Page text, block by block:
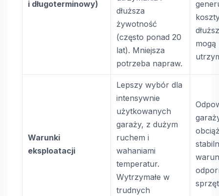
i długoterminowy)
dłuższa
żywotność
(często ponad 20
lat). Mniejsza
potrzeba napraw.
Warunki
eksploatacji
Lepszy wybór dla
intensywnie
użytkowanych
garaży, z dużym
ruchem i
wahaniami
temperatur.
Wytrzymałe w
trudnych